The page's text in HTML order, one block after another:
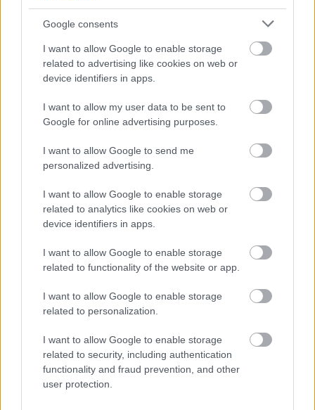
Google consents
I want to allow Google to enable storage
related to advertising like cookies on web or
device identifiers in apps.
I want to allow my user data to be sent to
Google for online advertising purposes.
I want to allow Google to send me
personalized advertising.
I want to allow Google to enable storage
related to analytics like cookies on web or
device identifiers in apps.
I want to allow Google to enable storage
related to functionality of the website or app.
I want to allow Google to enable storage
related to personalization.
I want to allow Google to enable storage
related to security, including authentication
functionality and fraud prevention, and other
user protection.
συμβολαιογράφων,
τραπεζών,
Παράλληλα:
ενισχύονται οι ηλεκτρονικές κοινοποιήσεις,
επιταχύνονται οι επιδόσεις εγγράφων,
εκσυγχρονίζονται οι διαδικασίες σύνταξης
κατασχετήριων εκθέσεων και πράξεων
εκτέλεσης.
Στόχος η μείωση καθυστερήσεων και